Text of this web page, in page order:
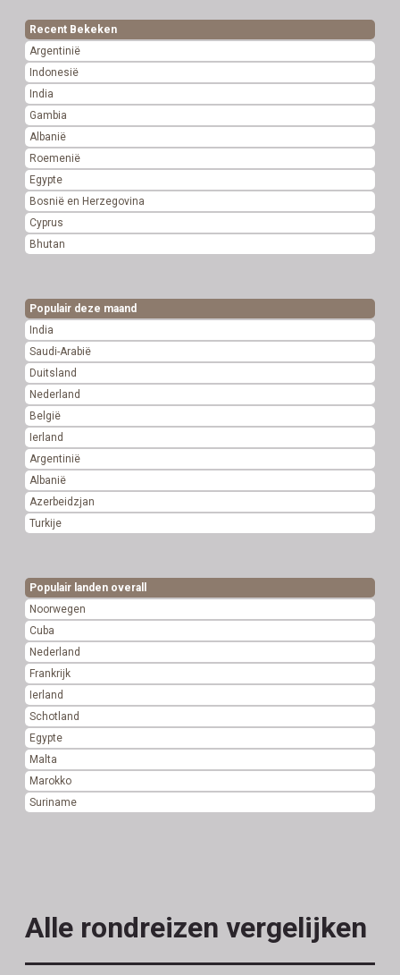
Recent Bekeken
Argentinië
Indonesië
India
Gambia
Albanië
Roemenië
Egypte
Bosnië en Herzegovina
Cyprus
Bhutan
Populair deze maand
India
Saudi-Arabië
Duitsland
Nederland
België
Ierland
Argentinië
Albanië
Azerbeidzjan
Turkije
Populair landen overall
Noorwegen
Cuba
Nederland
Frankrijk
Ierland
Schotland
Egypte
Malta
Marokko
Suriname
Alle rondreizen vergelijken